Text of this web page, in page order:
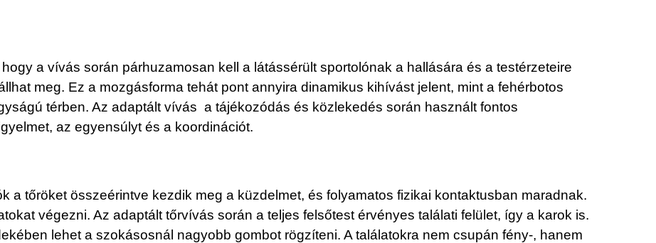
a vívás során párhuzamosan kell a látássérült sportolónak a hallására és a testérzeteire
meg. Ez a mozgásforma tehát pont annyira dinamikus kihívást jelent, mint a fehérbotos
térben. Az adaptált vívás a tájékozódás és közlekedés során használt fontos
az egyensúlyt és a koordinációt.
a tőröket összeérintve kezdik meg a küzdelmet, és folyamatos fizikai kontaktusban maradnak.
végezni. Az adaptált tőrvívás során a teljes felsőtest érvényes találati felület, így a karok is.
lehet a szokásosnál nagyobb gombot rögzíteni. A találatokra nem csupán fény-, hanem